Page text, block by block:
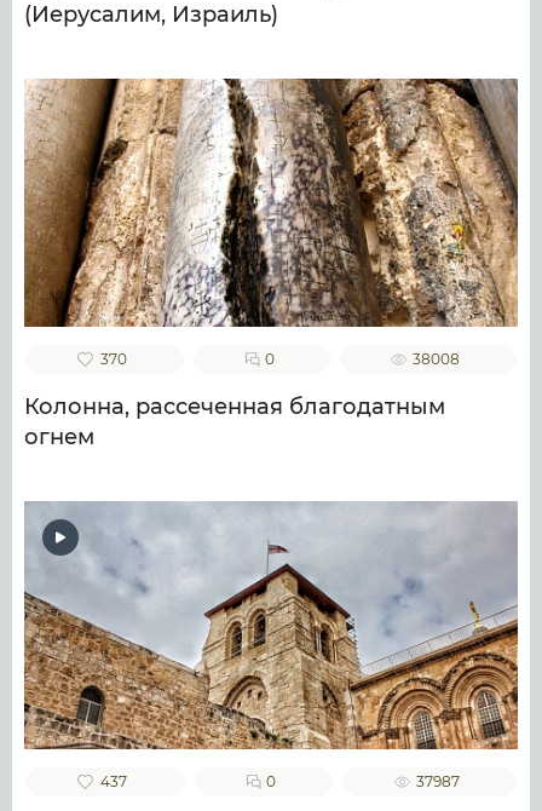
(Иерусалим, Израиль)
370 0 38008
Колонна, рассеченная благодатным
огнем
437 0 37987